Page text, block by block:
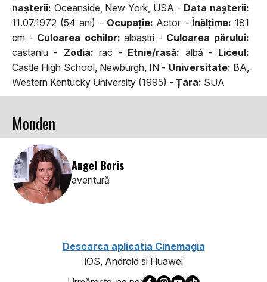
naşterii: Oceanside, New York, USA - Data naşterii:
11.07.1972 (54 ani) - Ocupaţie: Actor -Înălţime: 181
cm - Culoarea ochilor: albaştri - Culoarea părului:
castaniu - Zodia: rac - Etnie/rasă: albă - Liceul:
Castle High School, Newburgh, IN - Universitate: BA,
Western Kentucky University (1995) - Țara: SUA
Monden
Angel Boris
aventură
Descarca aplicatia Cinemagia
iOS, Android si Huawei